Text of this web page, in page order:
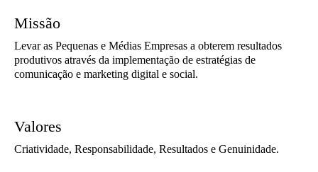
Missão
Levar as Pequenas e Médias Empresas a obterem resultados
produtivos através da implementação de estratégias de
comunicação e marketing digital e social.
Valores
Criatividade, Responsabilidade, Resultados e Genuinidade.